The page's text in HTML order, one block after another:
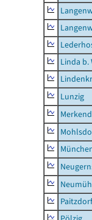
Linda b.
Lunzig
Paitzdorf